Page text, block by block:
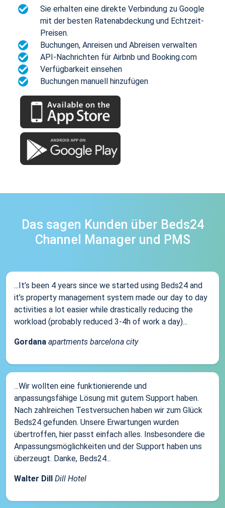
Sie erhalten eine direkte Verbindung zu Google
mit der besten Ratenabdeckung und Echtzeit-
Preisen.
Buchungen, Anreisen und Abreisen verwalten
API-Nachrichten für Airbnb und Booking.com
Verfügbarkeit einsehen
Buchungen manuell hinzufügen
Das sagen Kunden über Beds24
Channel Manager und PMS
...It’s been 4 years since we started using Beds24 and
it’s property management system made our day to day
activities a lot easier while drastically reducing the
workload (probably reduced 3-4h of work a day)...
Gordana apartments barcelona city
...Wir wollten eine funktionierende und
anpassungsfähige Lösung mit gutem Support haben.
Nach zahlreichen Testversuchen haben wir zum Glück
Beds24 gefunden. Unsere Erwartungen wurden
übertroffen, hier passt einfach alles. Insbesondere die
Anpassungsmöglichkeiten und der Support haben uns
überzeugt. Danke, Beds24...
Walter Dill Dill Hotel